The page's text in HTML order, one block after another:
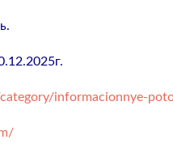
informacionnye-